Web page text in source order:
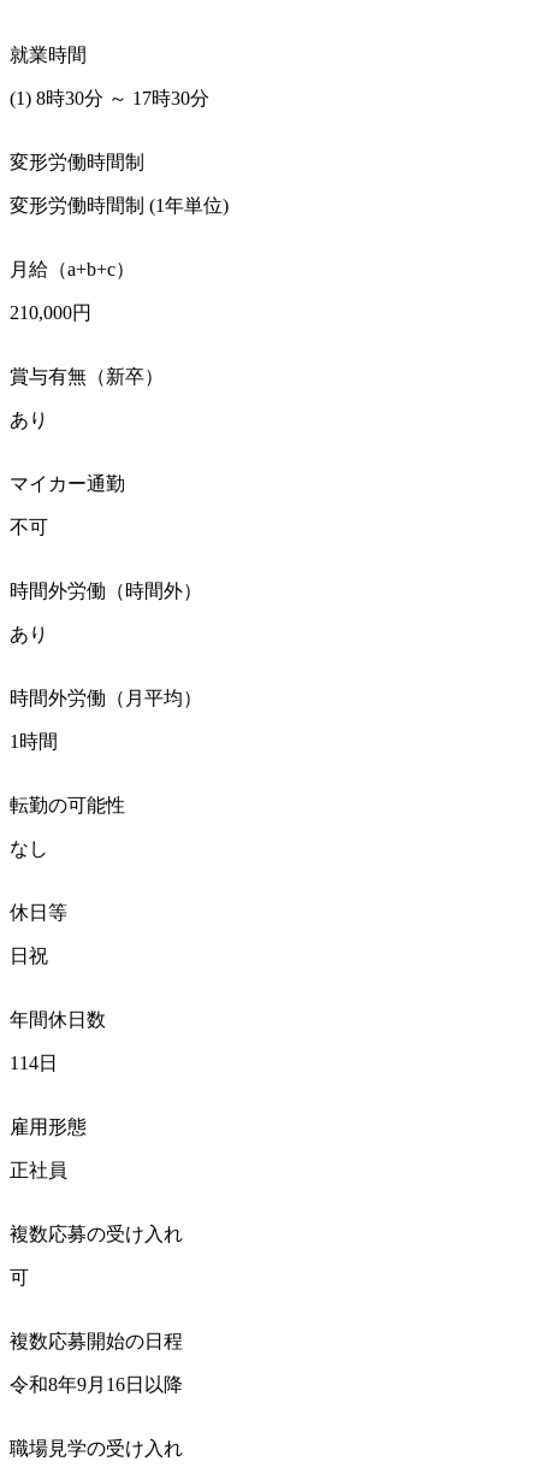
就業時間
(1) 8時30分 ～ 17時30分
変形労働時間制
変形労働時間制 (1年単位)
月給（a+b+c）
210,000円
賞与有無（新卒）
あり
マイカー通勤
不可
時間外労働（時間外）
あり
時間外労働（月平均）
1時間
転勤の可能性
なし
休日等
日祝
年間休日数
114日
雇用形態
正社員
複数応募の受け入れ
可
複数応募開始の日程
令和8年9月16日以降
職場見学の受け入れ